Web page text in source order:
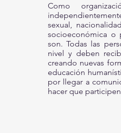
Como
sexual,
socioeconómica o
son. Todas las
nivel y deben
creando nuevas
educación
por llegar a
hacer que